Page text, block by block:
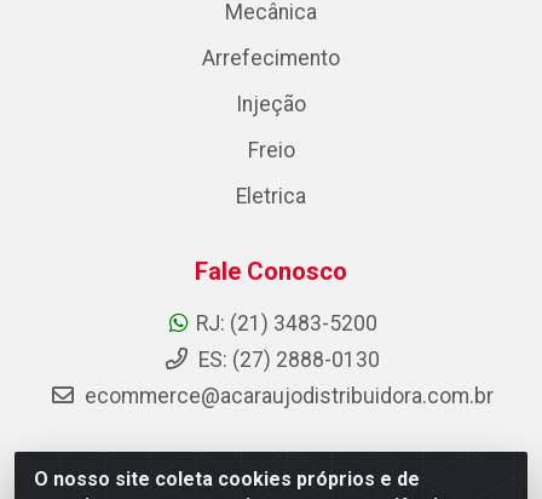
O nosso site coleta cookies próprios e de
Mecânica
Arrefecimento
Injeção
Freio
Eletrica
Fale Conosco
RJ: (21) 3483-5200
ES: (27) 2888-0130
ecommerce@acaraujodistribuidora.com.br